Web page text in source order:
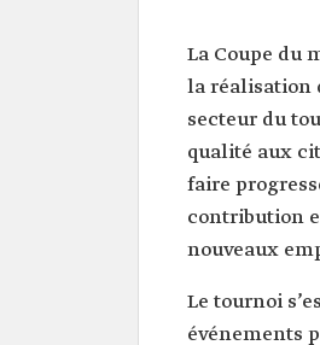
La Coupe du
la réalisation
secteur du
qualité aux
faire
contribution
nouveaux
Le tournoi
événements